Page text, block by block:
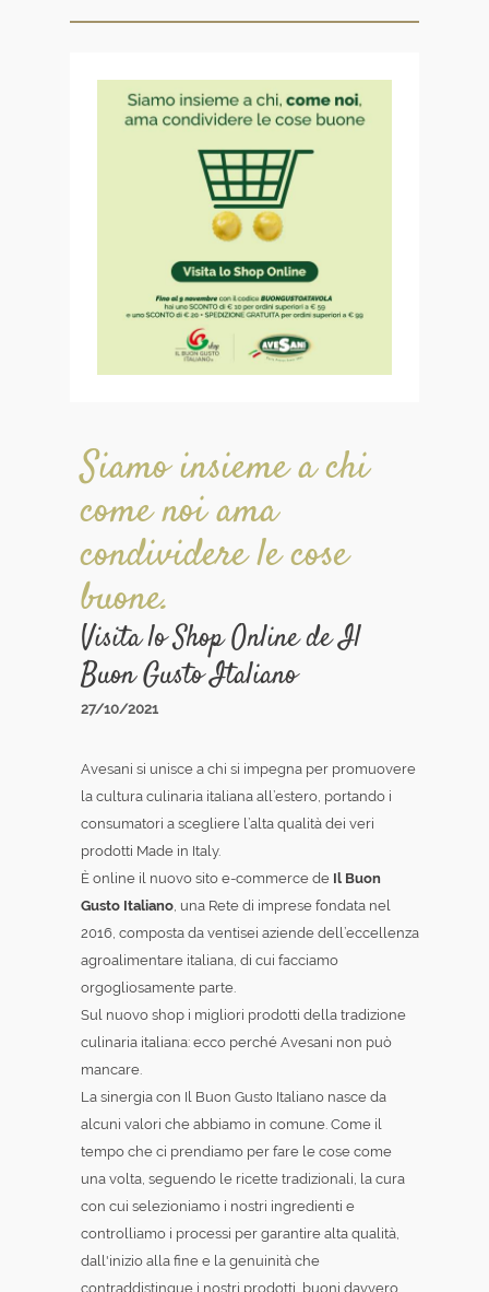
Siamo insieme a chi
come noi ama
condividere le cose
buone.
Visita lo Shop Online de Il
Buon Gusto Italiano
27/10/2021
Avesani si unisce a chi si impegna per promuovere
la cultura culinaria italiana all’estero, portando i
consumatori a scegliere l’alta qualità dei veri
prodotti Made in Italy.
È online il nuovo sito e-commerce de Il Buon
Gusto Italiano , una Rete di imprese fondata nel
2016, composta da ventisei aziende dell’eccellenza
agroalimentare italiana, di cui facciamo
orgogliosamente parte.
Sul nuovo shop i migliori prodotti della tradizione
culinaria italiana: ecco perché Avesani non può
mancare.
La sinergia con Il Buon Gusto Italiano nasce da
alcuni valori che abbiamo in comune. Come il
tempo che ci prendiamo per fare le cose come
una volta, seguendo le ricette tradizionali, la cura
con cui selezioniamo i nostri ingredienti e
controlliamo i processi per garantire alta qualità,
dall'inizio alla fine e la genuinità che
contraddistingue i nostri prodotti, buoni davvero